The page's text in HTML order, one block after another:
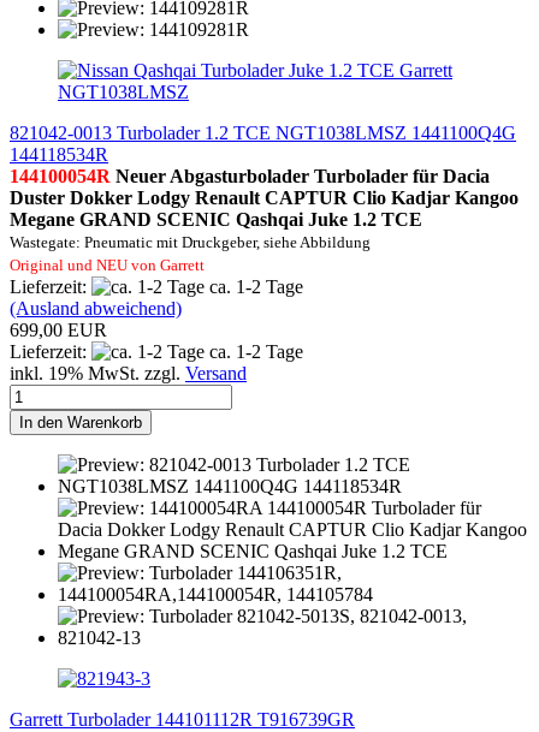
821042-0013 Turbolader 1.2 TCE NGT1038LMSZ 1441100Q4G
144118534R
144100054R Neuer Abgasturbolader Turbolader für Dacia
Duster Dokker Lodgy Renault CAPTUR Clio Kadjar Kangoo
Megane GRAND SCENIC Qashqai Juke 1.2 TCE
Wastegate: Pneumatic mit Druckgeber, siehe Abbildung
Original und NEU von Garrett
Lieferzeit:
ca. 1-2 Tage
(Ausland abweichend)
699,00 EUR
Lieferzeit:
ca. 1-2 Tage
inkl. 19% MwSt. zzgl. Versand
In den Warenkorb
Garrett Turbolader 144101112R T916739GR